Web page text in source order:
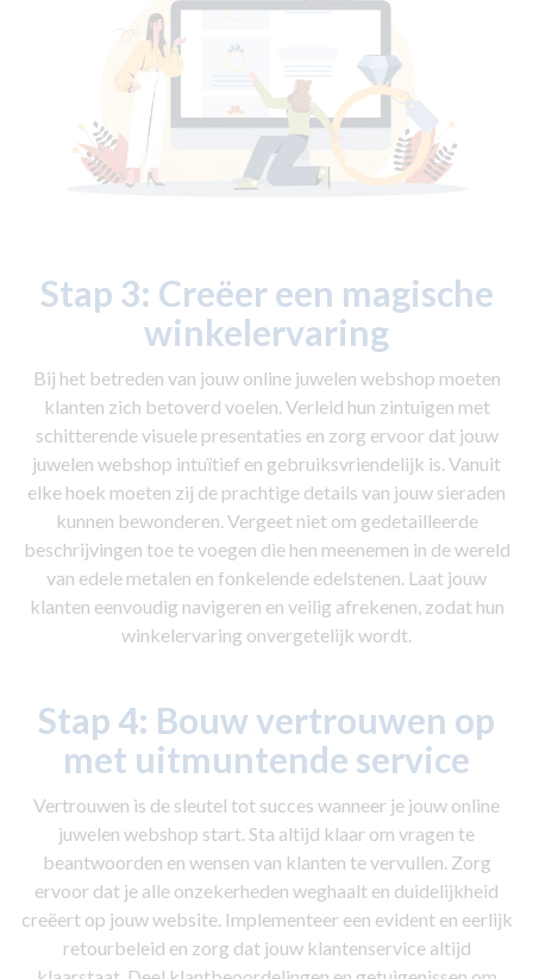
Stap 3: Creëer een magische
winkelervaring
Bij het betreden van jouw online juwelen webshop moeten
klanten zich betoverd voelen. Verleid hun zintuigen met
schitterende visuele presentaties en zorg ervoor dat jouw
juwelen webshop intuïtief en gebruiksvriendelijk is. Vanuit
elke hoek moeten zij de prachtige details van jouw sieraden
kunnen bewonderen. Vergeet niet om gedetailleerde
beschrijvingen toe te voegen die hen meenemen in de wereld
van edele metalen en fonkelende edelstenen. Laat jouw
klanten eenvoudig navigeren en veilig afrekenen, zodat hun
winkelervaring onvergetelijk wordt.
Stap 4: Bouw vertrouwen op
met uitmuntende service
Vertrouwen is de sleutel tot succes wanneer je jouw online
juwelen webshop start. Sta altijd klaar om vragen te
beantwoorden en wensen van klanten te vervullen. Zorg
ervoor dat je alle onzekerheden weghaalt en duidelijkheid
creëert op jouw website. Implementeer een evident en eerlijk
retourbeleid en zorg dat jouw klantenservice altijd